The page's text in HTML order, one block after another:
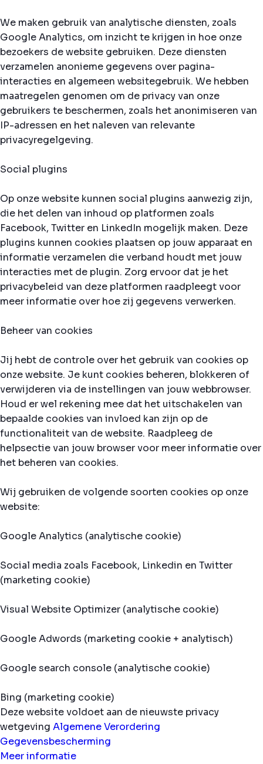
We maken gebruik van analytische diensten, zoals
Google Analytics, om inzicht te krijgen in hoe onze
bezoekers de website gebruiken. Deze diensten
verzamelen anonieme gegevens over pagina-
interacties en algemeen websitegebruik. We hebben
maatregelen genomen om de privacy van onze
gebruikers te beschermen, zoals het anonimiseren van
IP-adressen en het naleven van relevante
privacyregelgeving.
Social plugins
Op onze website kunnen social plugins aanwezig zijn,
die het delen van inhoud op platformen zoals
Facebook, Twitter en LinkedIn mogelijk maken. Deze
plugins kunnen cookies plaatsen op jouw apparaat en
informatie verzamelen die verband houdt met jouw
interacties met de plugin. Zorg ervoor dat je het
privacybeleid van deze platformen raadpleegt voor
meer informatie over hoe zij gegevens verwerken.
Beheer van cookies
Jij hebt de controle over het gebruik van cookies op
onze website. Je kunt cookies beheren, blokkeren of
verwijderen via de instellingen van jouw webbrowser.
Houd er wel rekening mee dat het uitschakelen van
bepaalde cookies van invloed kan zijn op de
functionaliteit van de website. Raadpleeg de
helpsectie van jouw browser voor meer informatie over
het beheren van cookies.
Wij gebruiken de volgende soorten cookies op onze
website:
Google Analytics (analytische cookie)
Social media zoals Facebook, Linkedin en Twitter
(marketing cookie)
Visual Website Optimizer (analytische cookie)
Google Adwords (marketing cookie + analytisch)
Google search console (analytische cookie)
Bing (marketing cookie)
Deze website voldoet aan de nieuwste privacy
wetgeving Algemene Verordering
Gegevensbescherming
Meer informatie